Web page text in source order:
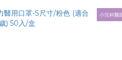
小兒科醫